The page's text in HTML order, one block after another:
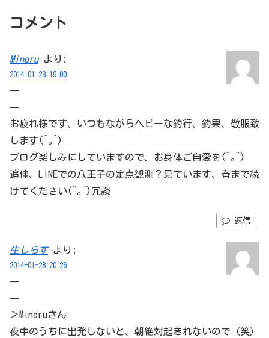
コメント
Minoru より:
2014-01-28 19:00
—
—
お疲れ様です、いつもながらヘビーな釣行、釣果、敬服致
します(^｡^)
ブログ楽しみにしていますので、お身体ご自愛を(^｡^)
追伸、LINEでの八王子の定点観測？見ています、春まで続
けてください(^｡^)冗談
返信
生しらす より:
2014-01-28 20:26
—
—
＞Minoruさん
夜中のうちに出発しないと、朝絶対起きれないので（笑）